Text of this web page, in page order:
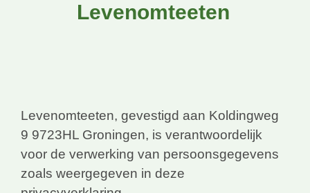
Levenomteeten
Levenomteeten, gevestigd aan Koldingweg
9 9723HL Groningen, is verantwoordelijk
voor de verwerking van persoonsgegevens
zoals weergegeven in deze